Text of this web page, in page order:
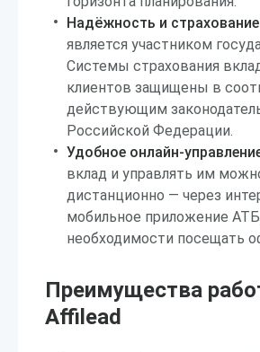
Надёжность и
является участником
Системы страхования
клиентов защищены в
действующим
Российской Федерации.
Удобное онлайн-
вклад и управлять им
дистанционно — через
мобильное приложение
необходимости посещать
Преимущества
Affilead